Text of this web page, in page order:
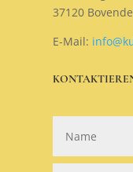
37120
E-Mail: